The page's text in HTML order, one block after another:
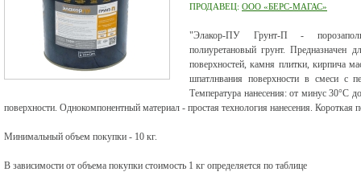
ПРОДАВЕЦ: ООО «БЕРС-МАГАС»
"Элакор-ПУ Грунт-П -
полиуретановый грунт. Предназначен
поверхностей, камня плитки, кирпича
шпатлнвания поверхности в смеси с
Температура нанесения: от минус 30°С
поверхности. Однокомпонентный материал - простая технология нанесения. Короткая
Минимальный объем покупки - 10 кг.
В зависимости от объема покупки стоимость 1 кг определяется по таблице